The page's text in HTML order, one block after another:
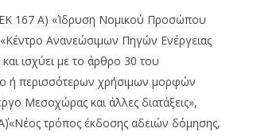
και
β’ τριμήνου - α’ εξαμήνου 2026
22/12/2011
EnergyIn
167 Α) «Ίδρυση Νοµικού Προσώπου
«Κέντρο Ανανεώσιµων Πηγών Ενέργειας
ισχύει µε το άρθρο 30 του
ή περισσότερων χρήσιµων µορφών
Μεσοχώρας και άλλες διατάξεις»,
τρόπος έκδοσης αδειών δόµησης,